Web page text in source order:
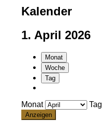
Kalender
1. April 2026
Monat
Woche
Tag
Monat Tag